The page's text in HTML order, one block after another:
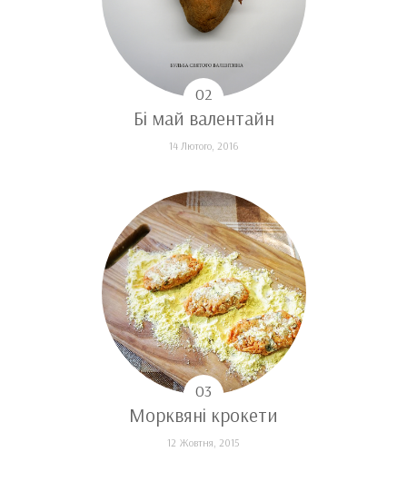
Бі май валентайн
14 Лютого, 2016
Морквяні крокети
12 Жовтня, 2015